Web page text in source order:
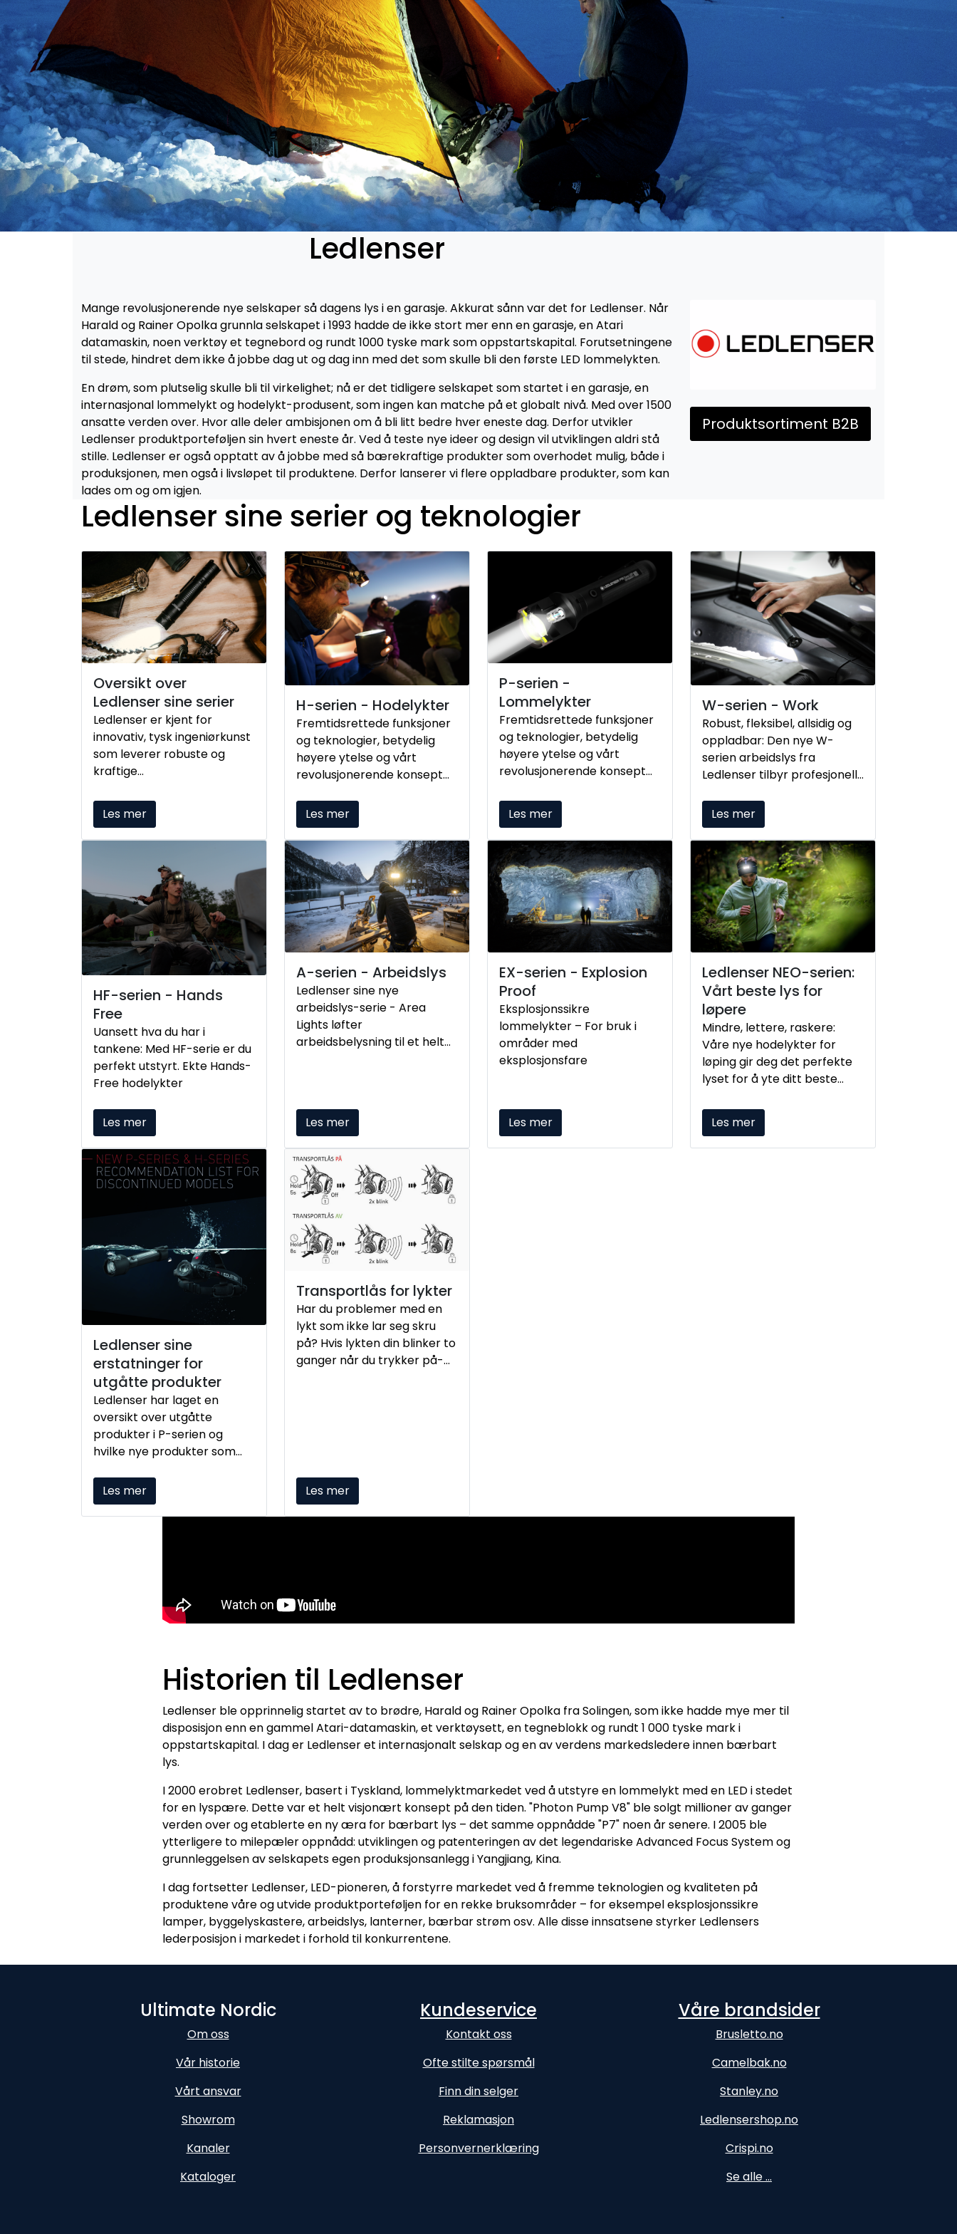
Mange revolusjonerende nye selskaper så dagens lys i en garasje. Akkurat sånn var det for Ledlenser. Når
Harald og Rainer Opolka grunnla selskapet i 1993 hadde de ikke stort mer enn en garasje, en Atari
datamaskin, noen verktøy et tegnebord og rundt 1000 tyske mark som oppstartskapital. Forutsetningene
til stede, hindret dem ikke å jobbe dag ut og dag inn med det som skulle bli den første LED lommelykten.
En drøm, som plutselig skulle bli til virkelighet; nå er det tidligere selskapet som startet i en garasje, en
internasjonal lommelykt og hodelykt-produsent, som ingen kan matche på et globalt nivå. Med over 1500
ansatte verden over. Hvor alle deler ambisjonen om å bli litt bedre hver eneste dag. Derfor utvikler
Ledlenser produktporteføljen sin hvert eneste år. Ved å teste nye ideer og design vil utviklingen aldri stå
stille. Ledlenser er også opptatt av å jobbe med så bærekraftige produkter som overhodet mulig, både i
produksjonen, men også i livsløpet til produktene. Derfor lanserer vi flere oppladbare produkter, som kan
lades om og om igjen.
Produktsortiment B2B
Ledlenser
Oversikt over
Ledlenser sine serier
Ledlenser er kjent for
innovativ, tysk ingeniørkunst
som leverer robuste og
kraftige
profesjonelle og
fritidsbrukere. Her er en
oversikt over deres viktigste
Les mer
H-serien - Hodelykter
Fremtidsrettede funksjoner
og teknologier, betydelig
høyere ytelse og vårt
revolusjonerende konsept
Dykk inn i en ny æra av
bærbar belysning og finn
den perfekte hodelykten for
nesten alle bruksområder.
Les mer
P-serien -
Lommelykter
Fremtidsrettede funksjoner
og teknologier, betydelig
høyere ytelse og vårt
revolusjonerende konsept
Dykk inn i en ny æra av
bærbar belysning og finn
den perfekte lommelykten
for nesten enhver bruk.
Les mer
W-serien - Work
Robust, fleksibel, allsidig og
oppladbar: Den nye W-
serien arbeidslys fra
Ledlenser tilbyr profesjonell
byggeplasser og DIY-
prosjekter.
Les mer
HF-serien - Hands
Free
Uansett hva du har i
tankene: Med HF-serie er du
perfekt utstyrt. Ekte Hands-
Free hodelykter
Les mer
A-serien - Arbeidslys
Ledlenser sine nye
arbeidslys-serie - Area
Lights løfter
arbeidsbelysning til et helt
Les mer
EX-serien - Explosion
Proof
Eksplosjonssikre
lommelykter – For bruk i
områder med
eksplosjonsfare
Les mer
Ledlenser NEO-serien:
Vårt beste lys for
løpere
Mindre, lettere, raskere:
Våre nye hodelykter for
løping gir deg det perfekte
lyset for å yte ditt beste
mørket.
Les mer
Ledlenser sine
erstatninger for
utgåtte produkter
Ledlenser har laget en
oversikt over utgåtte
produkter i P-serien og
hvilke nye produkter som
Les mer
Transportlås for lykter
Har du problemer med en
lykt som ikke lar seg skru
på? Hvis lykten din blinker to
ganger når du trykker på-
Les mer
Ledlenser sine serier og teknologier
Historien til Ledlenser
Ledlenser ble opprinnelig startet av to brødre, Harald og Rainer Opolka fra Solingen, som ikke hadde mye mer til
disposisjon enn en gammel Atari-datamaskin, et verktøysett, en tegneblokk og rundt 1 000 tyske mark i
oppstartskapital. I dag er Ledlenser et internasjonalt selskap og en av verdens markedsledere innen bærbart
lys.
I 2000 erobret Ledlenser, basert i Tyskland, lommelyktmarkedet ved å utstyre en lommelykt med en LED i stedet
for en lyspære. Dette var et helt visjonært konsept på den tiden. "Photon Pump V8" ble solgt millioner av ganger
verden over og etablerte en ny æra for bærbart lys – det samme oppnådde "P7" noen år senere. I 2005 ble
ytterligere to milepæler oppnådd: utviklingen og patenteringen av det legendariske Advanced Focus System og
grunnleggelsen av selskapets egen produksjonsanlegg i Yangjiang, Kina.
I dag fortsetter Ledlenser, LED-pioneren, å forstyrre markedet ved å fremme teknologien og kvaliteten på
produktene våre og utvide produktporteføljen for en rekke bruksområder – for eksempel eksplosjonssikre
lamper, byggelyskastere, arbeidslys, lanterner, bærbar strøm osv. Alle disse innsatsene styrker Ledlensers
lederposisjon i markedet i forhold til konkurrentene.
Ultimate Nordic
Om oss
Vår historie
Vårt ansvar
Showrom
Kanaler
Kataloger
Kundeservice
Kontakt oss
Ofte stilte spørsmål
Finn din selger
Reklamasjon
Personvernerklæring
Våre brandsider
Brusletto.no
Camelbak.no
Stanley.no
Ledlensershop.no
Crispi.no
Se alle ...